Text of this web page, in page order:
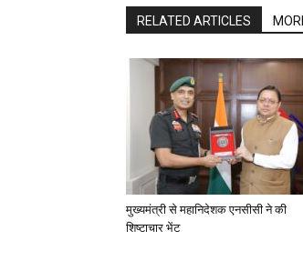
RELATED ARTICLES
मुख्यमंत्री से महानिदेशक एनसीसी ने की
शिष्टाचार भेंट